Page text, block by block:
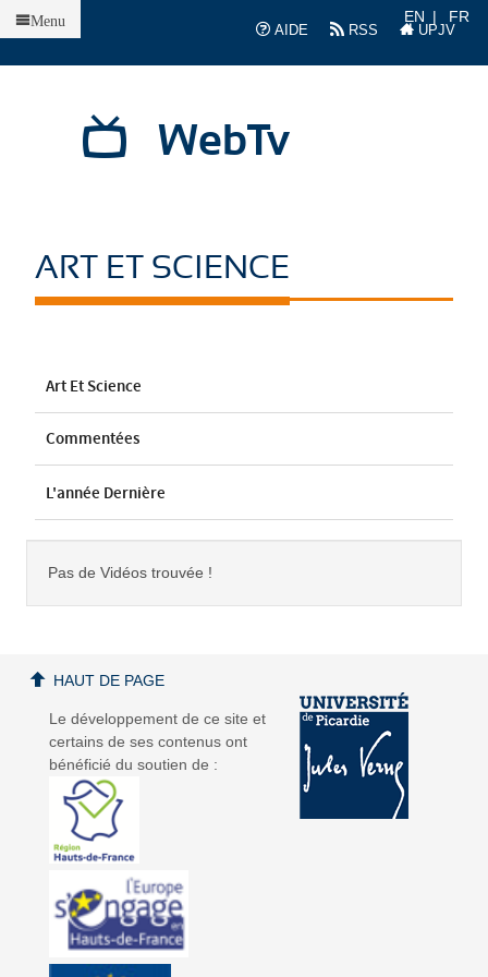
AIDE
RSS UPJV
EN FR
WebTv
Menu
ART ET SCIENCE
Art Et Science
Commentées
L'année Dernière
Pas de Vidéos trouvée !
Le développement de ce site et
certains de ses contenus ont
bénéficié du soutien de :
HAUT DE PAGE